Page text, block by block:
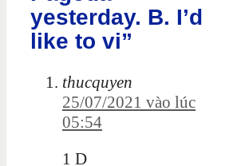
yesterday. B. I’d
like to vi”
thucquyen
25/07/2021 vào lúc
05:54
1 D